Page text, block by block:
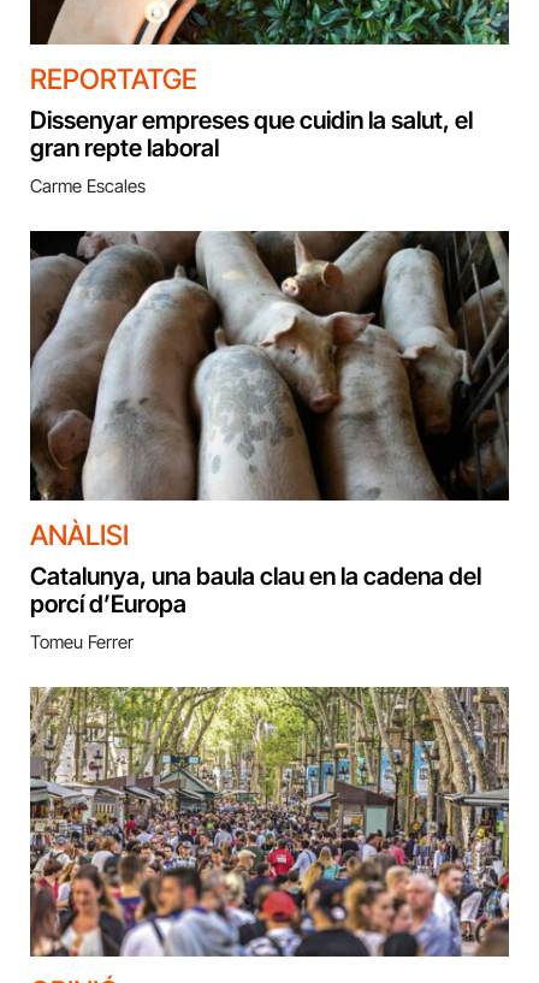
REPORTATGE
Dissenyar empreses que cuidin la salut, el
gran repte laboral
Carme Escales
ANÀLISI
Catalunya, una baula clau en la cadena del
porcí d’Europa
Tomeu Ferrer